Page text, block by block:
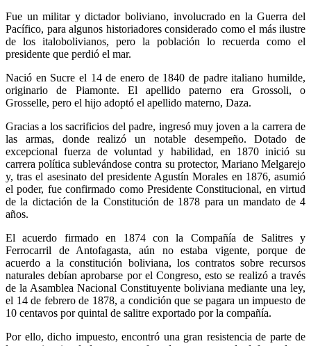
Fue un militar y dictador boliviano, involucrado en la Guerra del
Pacífico, para algunos historiadores considerado como el más ilustre
de los italobolivianos, pero la población lo recuerda como el
presidente que perdió el mar.
Nació en Sucre el 14 de enero de 1840 de padre italiano humilde,
originario de Piamonte. El apellido paterno era Grossoli, o
Grosselle, pero el hijo adoptó el apellido materno, Daza.
Gracias a los sacrificios del padre, ingresó muy joven a la carrera de
las armas, donde realizó un notable desempeño. Dotado de
excepcional fuerza de voluntad y habilidad, en 1870 inició su
carrera política sublevándose contra su protector, Mariano Melgarejo
y, tras el asesinato del presidente Agustín Morales en 1876, asumió
el poder, fue confirmado como Presidente Constitucional, en virtud
de la dictación de la Constitución de 1878 para un mandato de 4
años.
El acuerdo firmado en 1874 con la Compañía de Salitres y
Ferrocarril de Antofagasta, aún no estaba vigente, porque de
acuerdo a la constitución boliviana, los contratos sobre recursos
naturales debían aprobarse por el Congreso, esto se realizó a través
de la Asamblea Nacional Constituyente boliviana mediante una ley,
el 14 de febrero de 1878, a condición que se pagara un impuesto de
10 centavos por quintal de salitre exportado por la compañía.
Por ello, dicho impuesto, encontró una gran resistencia de parte de